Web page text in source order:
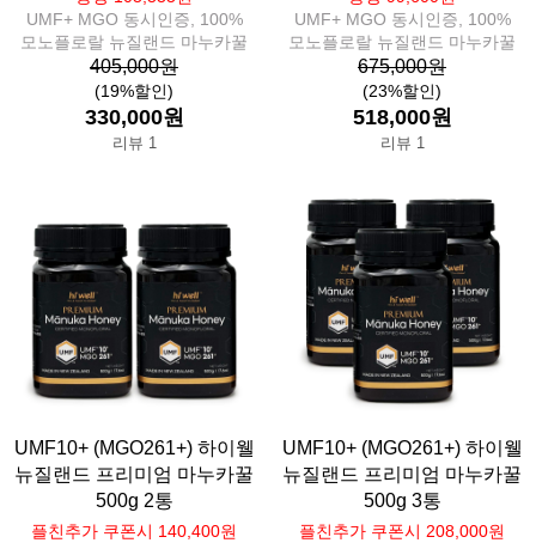
UMF+ MGO 동시인증, 100%
모노플로랄 뉴질랜드 마누카꿀
405,000원
(19%할인)
330,000원
리뷰 1
UMF+ MGO 동시인증, 100%
모노플로랄 뉴질랜드 마누카꿀
675,000원
(23%할인)
518,000원
리뷰 1
UMF10+ (MGO261+) 하이웰
뉴질랜드 프리미엄 마누카꿀
500g 2통
플친추가 쿠폰시 140,400원
UMF10+ (MGO261+) 하이웰
뉴질랜드 프리미엄 마누카꿀
500g 3통
플친추가 쿠폰시 208,000원